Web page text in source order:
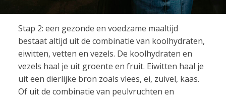
Stap 2: een gezonde en voedzame maaltijd
bestaat altijd uit de combinatie van koolhydraten,
eiwitten, vetten en vezels. De koolhydraten en
vezels haal je uit groente en fruit. Eiwitten haal je
uit een dierlijke bron zoals vlees, ei, zuivel, kaas.
Of uit de combinatie van peulvruchten en